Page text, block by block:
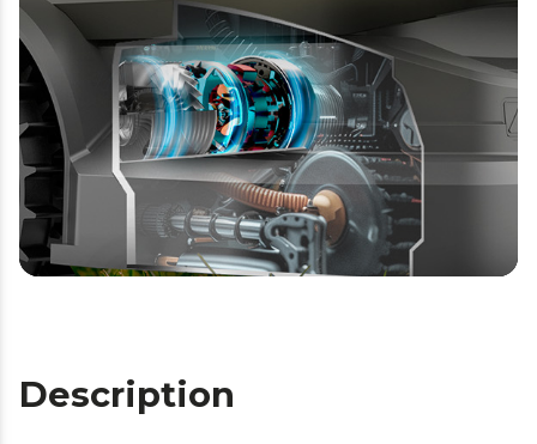
Description